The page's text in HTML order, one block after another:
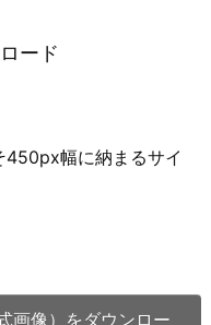
ード
450px幅に納まるサイ
画像）をダウンロー